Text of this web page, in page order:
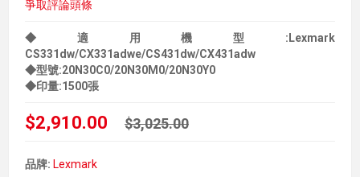
爭取評論頭條
◆適用機型:Lexmark
CS331dw/CX331adwe/CS431dw/CX431adw
◆型號:20N30C0/20N30M0/20N30Y0
◆印量:1500張
$2,910.00 $3,025.00
品牌: Lexmark